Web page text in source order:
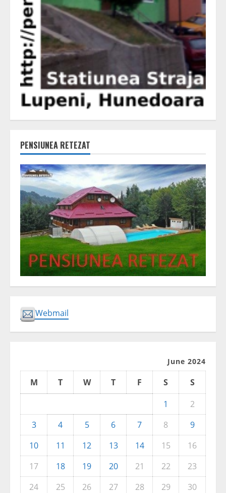
PENSIUNEA RETEZAT
Webmail
June 2024
M T W T F S
S
1
2
3
4 5 6 7 8
9
10
11 12 13 14 15
16
17
18 19 20 21 22
23
24
25 26 27 28 29
30